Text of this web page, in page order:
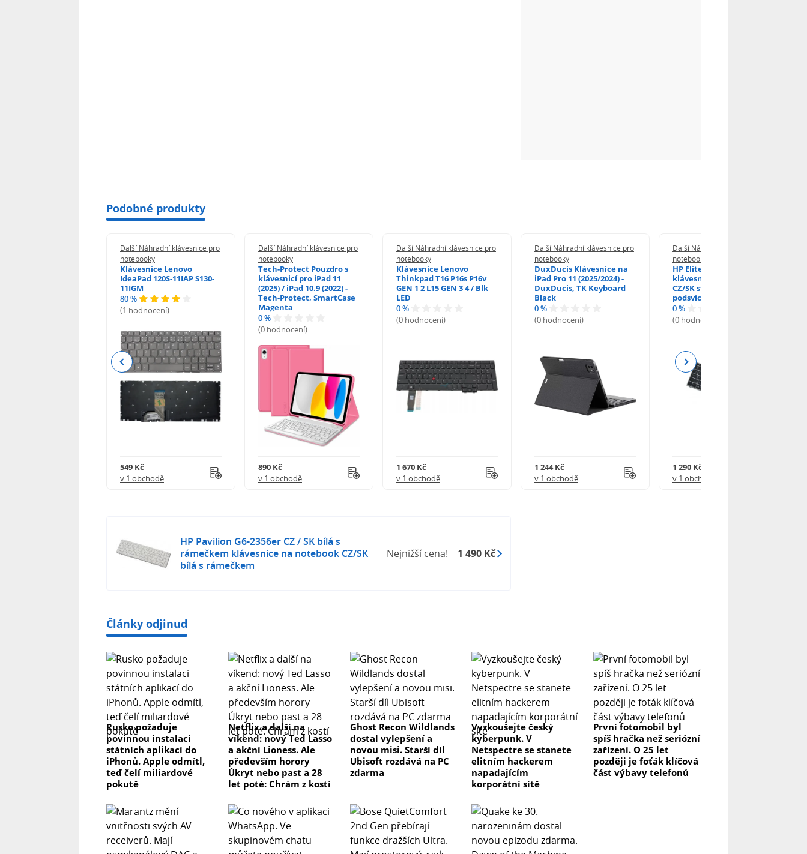
Podobné produkty
Další Náhradní klávesnice pro
notebooky
Klávesnice Lenovo
IdeaPad 120S-11IAP S130-
11IGM
80 %
(1 hodnocení)
549 Kč
v 1 obchodě
Další Náhradní klávesnice pro
notebooky
Tech-Protect Pouzdro s
klávesnicí pro iPad 11
(2025) / iPad 10.9 (2022) -
Tech-Protect, SmartCase
Magenta
0 %
(0 hodnocení)
890 Kč
v 1 obchodě
Další Náhradní klávesnice pro
notebooky
Klávesnice Lenovo
Thinkpad T16 P16s P16v
GEN 1 2 L15 GEN 3 4 / Blk
LED
0 %
(0 hodnocení)
1 670 Kč
v 1 obchodě
Další Náhradní klávesnice pro
notebooky
DuxDucis Klávesnice na
iPad Pro 11 (2025/2024) -
DuxDucis, TK Keyboard
Black
0 %
(0 hodnocení)
1 244 Kč
v 1 obchodě
Další Náhradní klávesnice pro
notebooky
HP EliteBook 840 G6
klávesnice na notebook
CZ/SK stříbrný rámeček,
podsvícená, Trackpoint
0 %
(0 hodnocení)
1 290 Kč
v 1 obchodě
Previous Next
HP Pavilion G6-2356er CZ / SK bílá s
rámečkem klávesnice na notebook CZ/SK
bílá s rámečkem
Nejnižší cena! 1 490 Kč
Články odjinud
Rusko požaduje
povinnou instalaci
státních aplikací do
iPhonů. Apple odmítl,
teď čelí miliardové
pokutě
Netflix a další na
víkend: nový Ted Lasso
a akční Lioness. Ale
především horory
Úkryt nebo past a 28
let poté: Chrám z kostí
Ghost Recon Wildlands
dostal vylepšení a
novou misi. Starší díl
Ubisoft rozdává na PC
zdarma
Vyzkoušejte český
kyberpunk. V
Netspectre se stanete
elitním hackerem
napadajícím
korporátní sítě
První fotomobil byl
spíš hračka než seriózní
zařízení. O 25 let
později je foťák klíčová
část výbavy telefonů